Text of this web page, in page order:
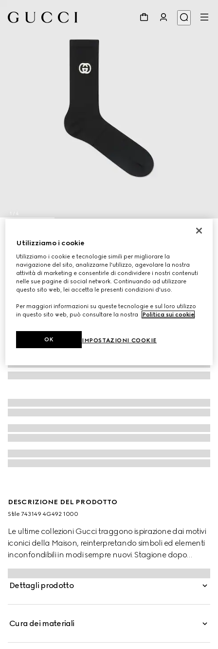
1 / 4
€ 120
Variante nero
DESCRIZIONE DEL PRODOTTO
Stile ‎743149 4G492 1000
Le ultime collezioni Gucci traggono ispirazione dai motivi
iconici della Maison, reinterpretando simboli ed elementi
inconfondibili in modi sempre nuovi. Stagione dopo
stagione, l'heritage Gucci caratterizza design, materiali e
modelli contemporanei.
Dettagli prodotto
Cura dei materiali
Utilizziamo i cookie
Utilizziamo i cookie e tecnologie simili per migliorare la
navigazione del sito, analizzarne l'utilizzo, agevolare la nostra
attività di marketing e consentirle di condividere i nostri contenuti
nelle sue pagine di social network. Continuando ad utilizzare
questo sito web, lei accetta le presenti condizioni d'uso.
Per maggiori informazioni su queste tecnologie e sul loro utilizzo
in questo sito web, può consultare la nostra
Politica sui cookie.
IMPOSTAZIONI COOKIE
OK